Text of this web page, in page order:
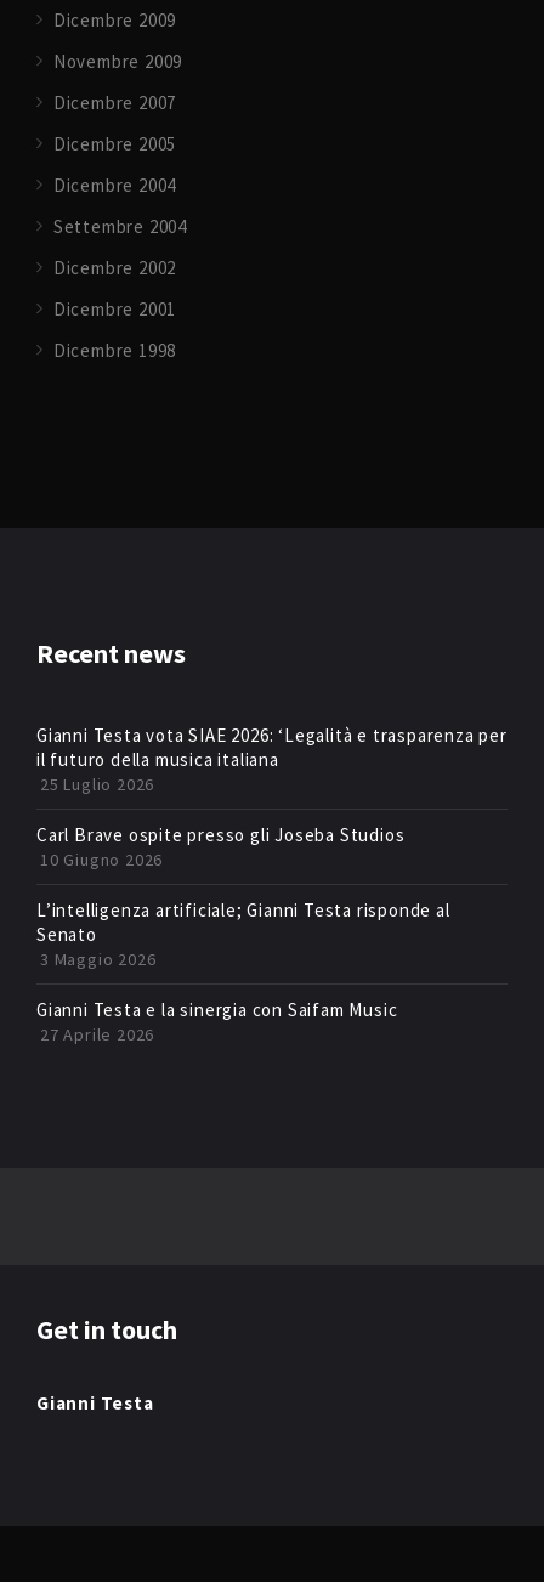
Dicembre 2009
Novembre 2009
Dicembre 2007
Dicembre 2005
Dicembre 2004
Settembre 2004
Dicembre 2002
Dicembre 2001
Dicembre 1998
Recent news
Gianni Testa vota SIAE 2026: ‘Legalità e trasparenza per
il futuro della musica italiana
25 Luglio 2026
Carl Brave ospite presso gli Joseba Studios
10 Giugno 2026
L’intelligenza artificiale; Gianni Testa risponde al
Senato
3 Maggio 2026
Gianni Testa e la sinergia con Saifam Music
27 Aprile 2026
Get in touch
Gianni Testa